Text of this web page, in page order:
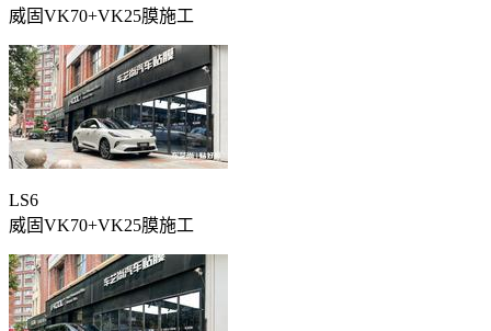
威固VK70+VK25膜施工
LS6
威固VK70+VK25膜施工